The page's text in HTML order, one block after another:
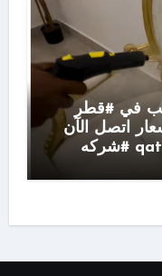
في #قطر
اتصل الآن